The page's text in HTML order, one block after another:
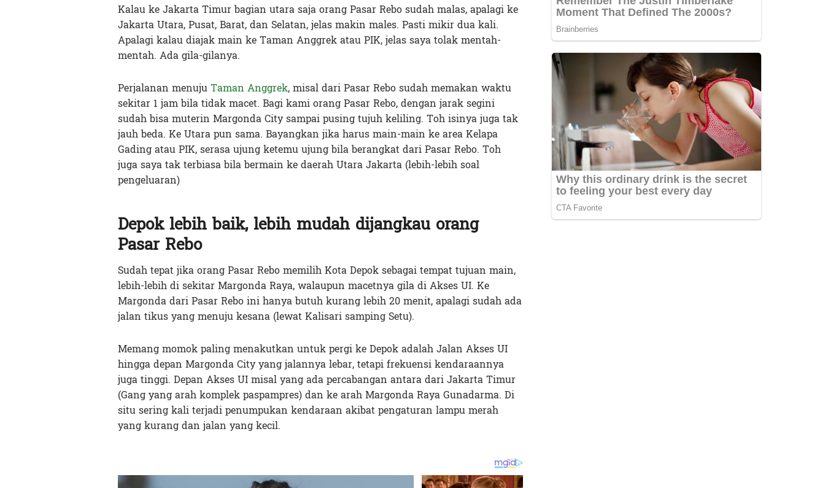
Kalau ke Jakarta Timur bagian utara saja orang Pasar Rebo sudah malas, apalagi ke
Jakarta Utara, Pusat, Barat, dan Selatan, jelas makin males. Pasti mikir dua kali.
Apalagi kalau diajak main ke Taman Anggrek atau PIK, jelas saya tolak mentah-
mentah. Ada gila-gilanya.
Perjalanan menujuTaman Anggrek, misal dari Pasar Rebo sudah memakan waktu
sekitar 1 jam bila tidak macet. Bagi kami orang Pasar Rebo, dengan jarak segini
sudah bisa muterin Margonda City sampai pusing tujuh keliling. Toh isinya juga tak
jauh beda. Ke Utara pun sama. Bayangkan jika harus main-main ke area Kelapa
Gading atau PIK, serasa ujung ketemu ujung bila berangkat dari Pasar Rebo. Toh
juga saya tak terbiasa bila bermain ke daerah Utara Jakarta (lebih-lebih soal
pengeluaran)
Depok lebih baik, lebih mudah dijangkau orang
Pasar Rebo
Sudah tepat jika orang Pasar Rebo memilih Kota Depok sebagai tempat tujuan main,
lebih-lebih di sekitar Margonda Raya, walaupun macetnya gila di Akses UI. Ke
Margonda dari Pasar Rebo ini hanya butuh kurang lebih 20 menit, apalagi sudah ada
jalan tikus yang menuju kesana (lewat Kalisari samping Setu).
Memang momok paling menakutkan untuk pergi ke Depok adalah Jalan Akses UI
hingga depan Margonda City yang jalannya lebar, tetapi frekuensi kendaraannya
juga tinggi. Depan Akses UI misal yang ada percabangan antara dari Jakarta Timur
(Gang yang arah komplek paspampres) dan ke arah Margonda Raya Gunadarma. Di
situ sering kali terjadi penumpukan kendaraan akibat pengaturan lampu merah
yang kurang dan jalan yang kecil.